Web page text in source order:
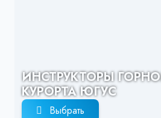
ИНСТРУКТОРЫ
КУРОРТА ЮГУС
Выбрать